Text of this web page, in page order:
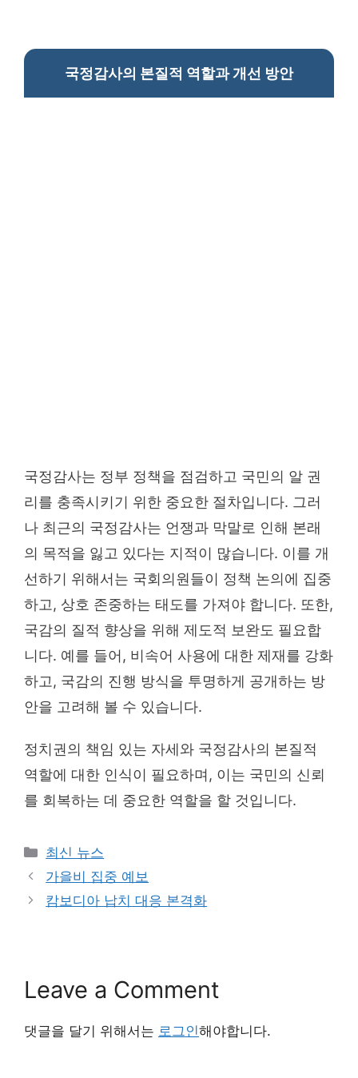
국정감사의 본질적 역할과 개선 방안
국정감사는 정부 정책을 점검하고 국민의 알 권
리를 충족시키기 위한 중요한 절차입니다. 그러
나 최근의 국정감사는 언쟁과 막말로 인해 본래
의 목적을 잃고 있다는 지적이 많습니다. 이를 개
선하기 위해서는 국회의원들이 정책 논의에 집중
하고, 상호 존중하는 태도를 가져야 합니다. 또한,
국감의 질적 향상을 위해 제도적 보완도 필요합
니다. 예를 들어, 비속어 사용에 대한 제재를 강화
하고, 국감의 진행 방식을 투명하게 공개하는 방
안을 고려해 볼 수 있습니다.
정치권의 책임 있는 자세와 국정감사의 본질적
역할에 대한 인식이 필요하며, 이는 국민의 신뢰
를 회복하는 데 중요한 역할을 할 것입니다.
Categories
최신 뉴스
가을비 집중 예보
캄보디아 납치 대응 본격화
Leave a Comment
댓글을 달기 위해서는 로그인해야합니다.